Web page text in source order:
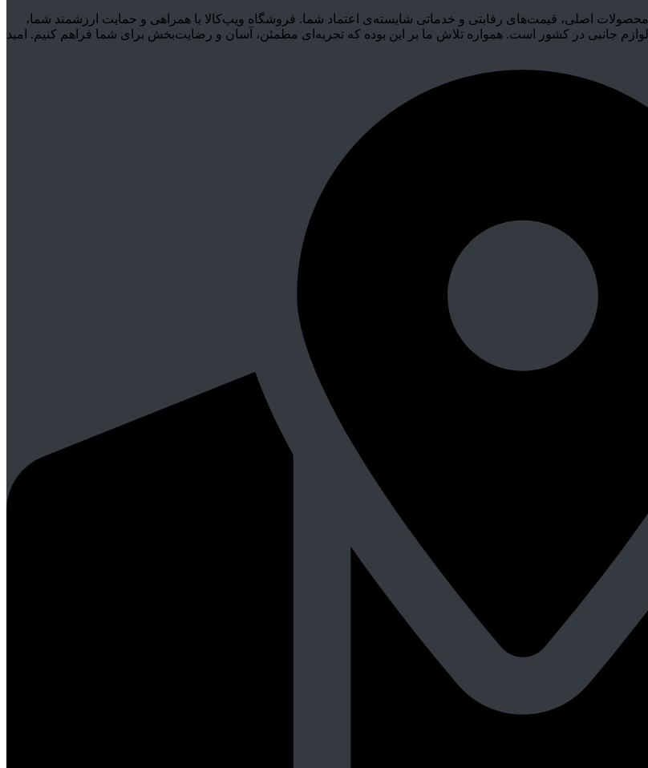
متنوع از محصولات اصلی، قیمت‌های رقابتی و خدماتی شایسته‌ی اعتماد شما. فروشگاه ویپ‌کالا با همراهی و حمایت ارزشمند شما،
جانبی در کشور است. همواره تلاش ما بر این بوده که تجربه‌ای مطمئن، آسان و رضایت‌بخش برای شما فراهم کنیم. امید